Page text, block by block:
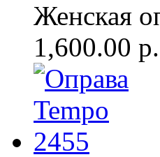
Женская
1,600.00 р.